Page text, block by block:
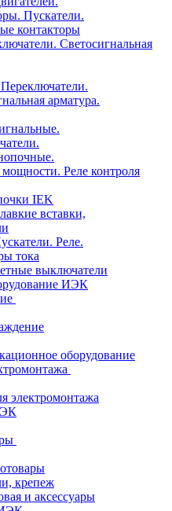
Пускатели.
контакторы
Светосигнальная
арматура.
Реле контроля
IEK
вставки,
Реле.
тока
выключатели
ИЭК
оборудование
электромонтажа
крепеж
и аксессуары